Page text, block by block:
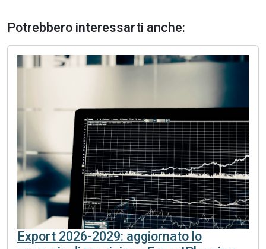
Potrebbero interessarti anche:
Export 2026-2029: aggiornato lo